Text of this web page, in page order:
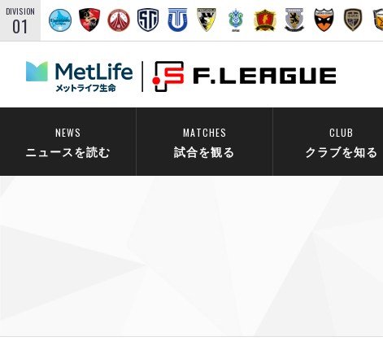
DIVISION
01
NEWS
ニュースを読む
MATCHES
試合を観る
CLUB
クラブを知る